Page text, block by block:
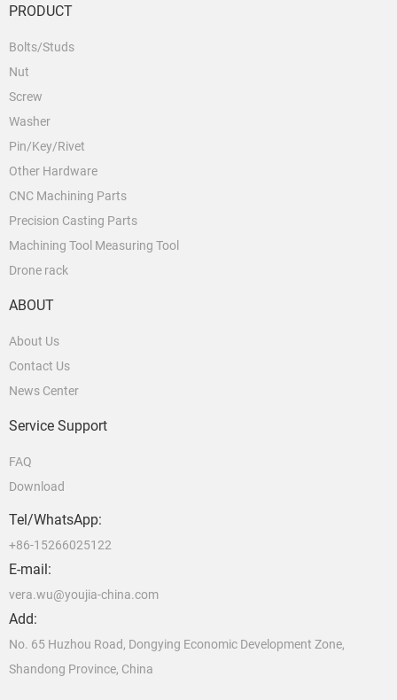
PRODUCT
Bolts/Studs
Nut
Screw
Washer
Pin/Key/Rivet
Other Hardware
CNC Machining Parts
Precision Casting Parts
Machining Tool Measuring Tool
Drone rack
ABOUT
About Us
Contact Us
News Center
Service Support
FAQ
Download
Tel/WhatsApp:
+86-15266025122
E-mail:
vera.wu@youjia-china.com
Add:
No. 65 Huzhou Road, Dongying Economic Development Zone,
Shandong Province, China